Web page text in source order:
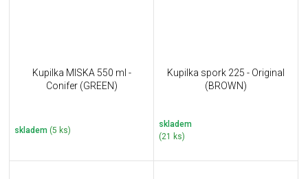
Kupilka MISKA 550 ml -
Conifer (GREEN)
skladem (5 ks)
Kupilka spork 225 - Original
(BROWN)
skladem
(21 ks)